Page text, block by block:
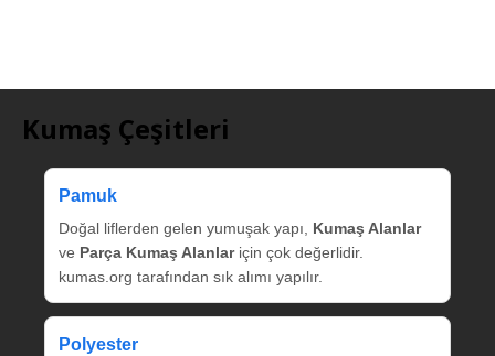
Kumaş Çeşitleri
Pamuk
Doğal liflerden gelen yumuşak yapı, Kumaş Alanlar
ve Parça Kumaş Alanlariçin çok değerlidir.
kumas.org tarafından sık alımı yapılır.
Polyester